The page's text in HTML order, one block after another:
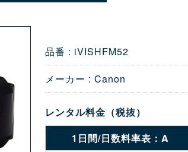
品番 : iVISHFM52
メーカー : Canon
レンタル料金（税抜）
1日間/日数料率表：A